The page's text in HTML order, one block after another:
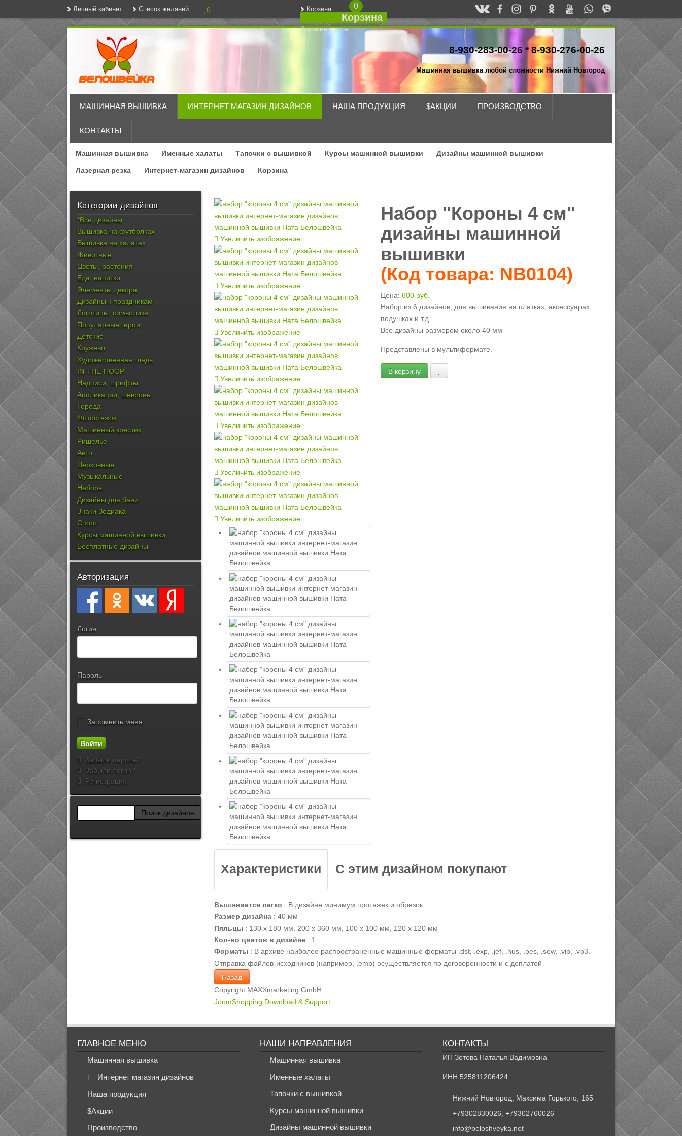
Личный кабинет Список желаний 0 Корзина 0
Корзина
Корзина пуста
8-930-283-00-26 *8-930-276-00-26
Машинная вышивка любой сложности Нижний Новгород
МАШИННАЯ ВЫШИВКА ИНТЕРНЕТ МАГАЗИН ДИЗАЙНОВ НАША ПРОДУКЦИЯ $АКЦИИ ПРОИЗВОДСТВО
КОНТАКТЫ
Машинная вышивка Именные халаты Тапочки с вышивкой Курсы машинной вышивки Дизайны машинной вышивки
Лазерная резка Интернет-магазин дизайнов Корзина
Увеличить изображение
Увеличить изображение
Увеличить изображение
Увеличить изображение
Увеличить изображение
Увеличить изображение
Увеличить изображение
Набор "Короны 4 см"
дизайны машинной
вышивки
(Код товара: NB0104)
Цена: 600 руб.
Набор из 6 дизайнов, для вышивания на платках, аксессуарах,
подушках и т.д.
Все дизайны размером около 40 мм
Представлены в мультиформате.
Характеристики С этим дизайном покупают
Вышивается легко : В дизайне минимум протяжек и обрезок.
Размер дизайна : 40 мм
Пяльцы : 130 х 180 мм, 200 х 360 мм, 100 х 100 мм, 120 х 120 мм
Кол-во цветов в дизайне : 1
Форматы : В архиве наиболее распространенные машинные форматы .dst, .exp, .jef, .hus, .pes, .sew, .vip, .vp3.
Отправка файлов-исходников (например, .emb) осуществляется по договоренности и с доплатой
Copyright MAXXmarketing GmbH
JoomShopping Download & Support
Категории дизайнов
*Все дизайны
Вышивка на футболках
Вышивка на халатах
Животные
Цветы, растения
Еда, напитки
Элементы декора
Дизайны к праздникам
Логотипы, символика
Популярные герои
Детские
Кружево
Художественная гладь
IN-THE-HOOP
Надписи, шрифты
Аппликации, шевроны
Города
Фотостежок
Машинный крестик
Ришелье
Авто
Церковные
Музыкальные
Наборы
Дизайны для бани
Знаки Зодиака
Спорт
Курсы машинной вышивки
Бесплатные дизайны
Авторизация
Логин
Пароль
Запомнить меня
Забыли пароль?
Забыли логин?
Регистрация
ГЛАВНОЕ МЕНЮ
Машинная вышивка
Интернет магазин дизайнов
Наша продукция
$Акции
Производство
НАШИ НАПРАВЛЕНИЯ
Машинная вышивка
Именные халаты
Тапочки с вышивкой
Курсы машинной вышивки
Дизайны машинной вышивки
КОНТАКТЫ
ИП Зотова Наталья Вадимовна
ИНН 525811206424
Нижний Новгород, Максима Горького, 165
+79302830026, +79302760026
info@beloshveyka.net